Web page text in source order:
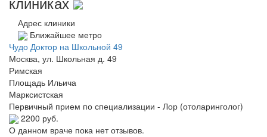
Адрес клиники
Ближайшее метро
Чудо Доктор на Школьной 49
Москва, ул. Школьная д. 49
Римская
Площадь Ильича
Марксистская
Первичный прием по специализации - Лор (отоларинголог)
2200 руб.
О данном враче пока нет отзывов.